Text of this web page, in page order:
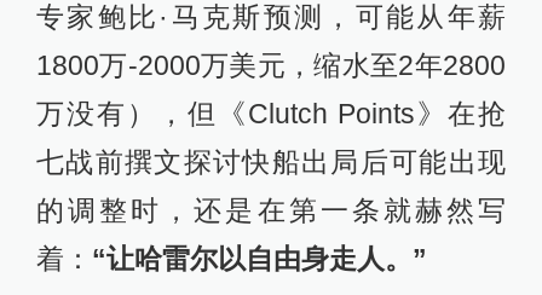
专家鲍比·马克斯预测，可能从年薪
1800万-2000万美元，缩水至2年2800
万没有），但《Clutch Points》在抢
七战前撰文探讨快船出局后可能出现
的调整时，还是在第一条就赫然写
着： “让哈雷尔以自由身走人。”